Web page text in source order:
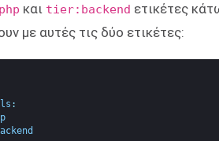
και tier:backend ετικέτες
με αυτές τις δύο ετικέτες:
: